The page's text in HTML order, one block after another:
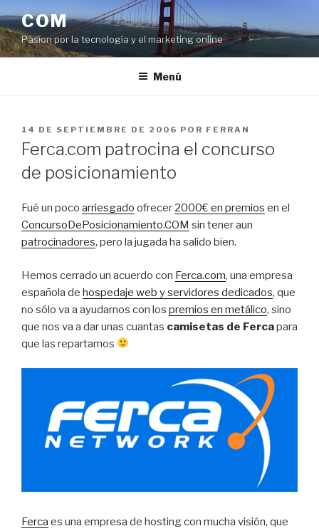
al
contenido
COM
Pasíon por la tecnología y el marketing online
Menú
PUBLICADO
EL
14 DE SEPTIEMBRE DE 2006 POR FERRAN
Ferca.com patrocina el concurso
de posicionamiento
Fué un poco arriesgado ofrecer 2000€ en premios en el
ConcursoDePosicionamiento.COM sin tener aun
patrocinadores, pero la jugada ha salido bien.
Hemos cerrado un acuerdo con Ferca.com, una empresa
española de hospedaje web y servidores dedicados, que
no sólo va a ayudarnos con los premios en metálico, sino
que nos va a dar unas cuantas camisetas de Fercapara
que las repartamos
Ferca es una empresa de hosting con mucha visión, que